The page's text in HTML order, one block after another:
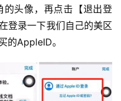
的头像，再点击【退出登
登录一下我们自己的美区
的AppleID。